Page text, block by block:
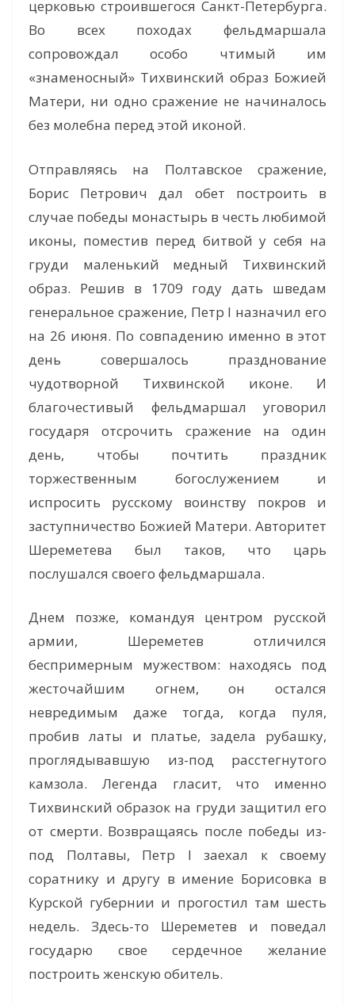
церковью строившегося Санкт-Петербурга.
Во всех походах фельдмаршала
сопровождал особо чтимый им
«знаменосный» Тихвинский образ Божией
Матери, ни одно сражение не начиналось
без молебна перед этой иконой.
Отправляясь на Полтавское сражение,
Борис Петрович дал обет построить в
случае победы монастырь в честь любимой
иконы, поместив перед битвой у себя на
груди маленький медный Тихвинский
образ. Решив в 1709 году дать шведам
генеральное сражение, Петр I назначил его
на 26 июня. По совпадению именно в этот
день совершалось празднование
чудотворной Тихвинской иконе. И
благочестивый фельдмаршал уговорил
государя отсрочить сражение на один
день, чтобы почтить праздник
торжественным богослужением и
испросить русскому воинству покров и
заступничество Божией Матери. Авторитет
Шереметева был таков, что царь
послушался своего фельдмаршала.
Днем позже, командуя центром русской
армии, Шереметев отличился
беспримерным мужеством: находясь под
жесточайшим огнем, он остался
невредимым даже тогда, когда пуля,
пробив латы и платье, задела рубашку,
проглядывавшую из-под расстегнутого
камзола. Легенда гласит, что именно
Тихвинский образок на груди защитил его
от смерти. Возвращаясь после победы из-
под Полтавы, Петр I заехал к своему
соратнику и другу в имение Борисовка в
Курской губернии и прогостил там шесть
недель. Здесь-то Шереметев и поведал
государю свое сердечное желание
построить женскую обитель.